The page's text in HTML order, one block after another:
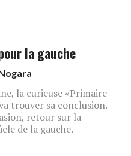
la gauche
la curieuse «Primaire
trouver sa conclusion.
retour sur la
de la gauche.